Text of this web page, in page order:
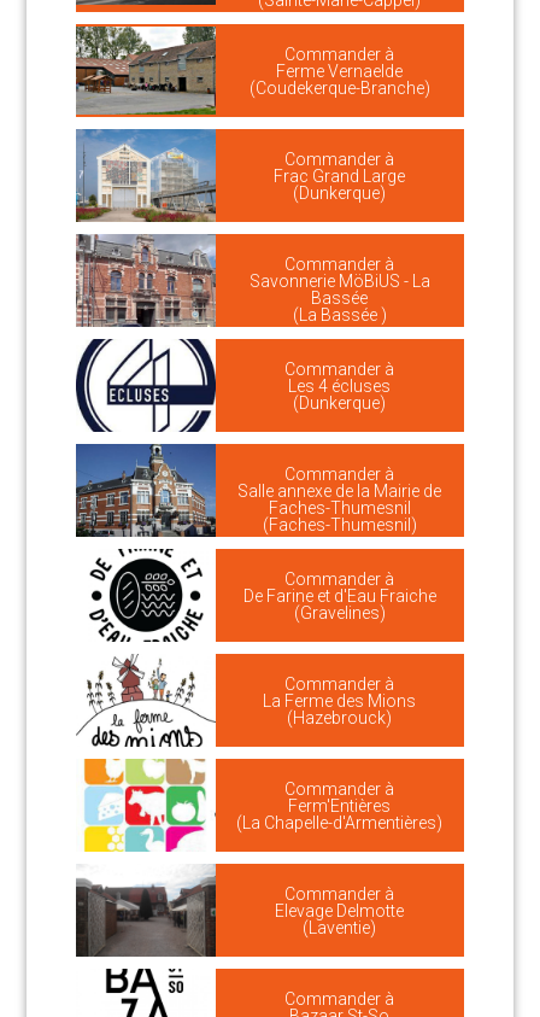
Commander à
Ferme Vernaelde
(Coudekerque-Branche)
Commander à
Frac Grand Large
(Dunkerque)
Commander à
Savonnerie MöBiUS - La
Bassée
(La Bassée )
Commander à
Les 4 écluses
(Dunkerque)
Commander à
Salle annexe de la Mairie de
Faches-Thumesnil
(Faches-Thumesnil)
Commander à
De Farine et d'Eau Fraiche
(Gravelines)
Commander à
La Ferme des Mions
(Hazebrouck)
Commander à
Ferm'Entières
(La Chapelle-d'Armentières)
Commander à
Elevage Delmotte
(Laventie)
Commander à